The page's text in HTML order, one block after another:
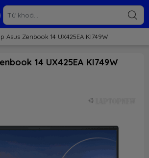
Asus Zenbook 14 UX425EA KI749W
14 UX425EA KI749W